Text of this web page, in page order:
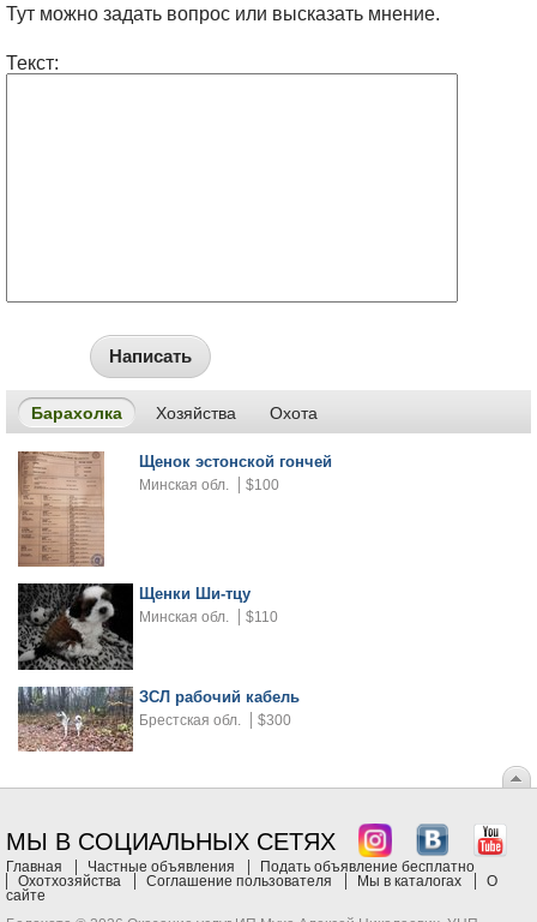
Тут можно задать вопрос или высказать мнение.
Текст:
Написать
Барахолка Хозяйства Охота
Щенок эстонской гончей
Минская обл. $100
Щенки Ши-тцу
Минская обл. $110
ЗСЛ рабочий кабель
Брестская обл. $300
МЫ В СОЦИАЛЬНЫХ СЕТЯХ
Главная Частные объявления
Подать объявление бесплатно
Охотхозяйства
Соглашение пользователя Мы в каталогах
О
сайте